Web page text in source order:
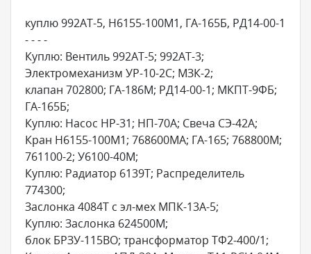
куплю 992АТ-5, Н6155-100М1, ГА-165Б, РД14-00-1
- - - -
Куплю: Вентиль 992АТ-5; 992АТ-3;
Электромеханизм УР-10-2С; МЗК-2;
клапан 702800; ГА-186М; РД14-00-1; МКПТ-9ФБ;
ГА-165Б;
Куплю: Насос НР-31; НП-70А; Свеча СЭ-42А;
Кран Н6155-100М1; 768600МА; ГА-165; 768800М;
761100-2; У6100-40М;
Куплю: Радиатор 6139Т; Распределитель
774300;
Заслонка 4084Т с эл-мех МПК-13А-5;
Куплю: Заслонка 624500М;
блок БРЗУ-115ВО; трансформатор ТФ2-400/1;